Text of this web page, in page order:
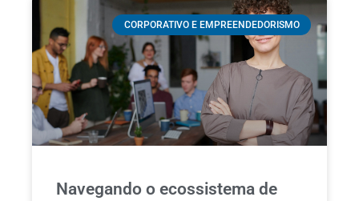
CORPORATIVO E EMPREENDEDORISMO
Navegando o ecossistema de